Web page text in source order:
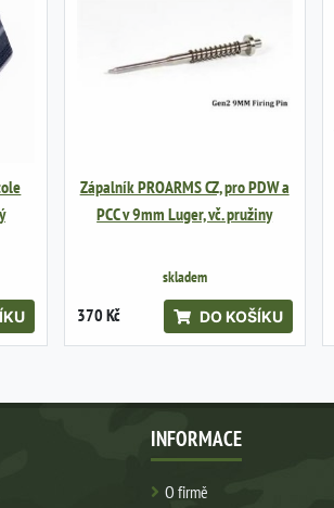
Zápalník PROARMS CZ, pro PDW a
PCC v 9mm Luger, vč. pružiny
skladem
370 Kč DO KOŠÍKU
INFORMACE
O firmě